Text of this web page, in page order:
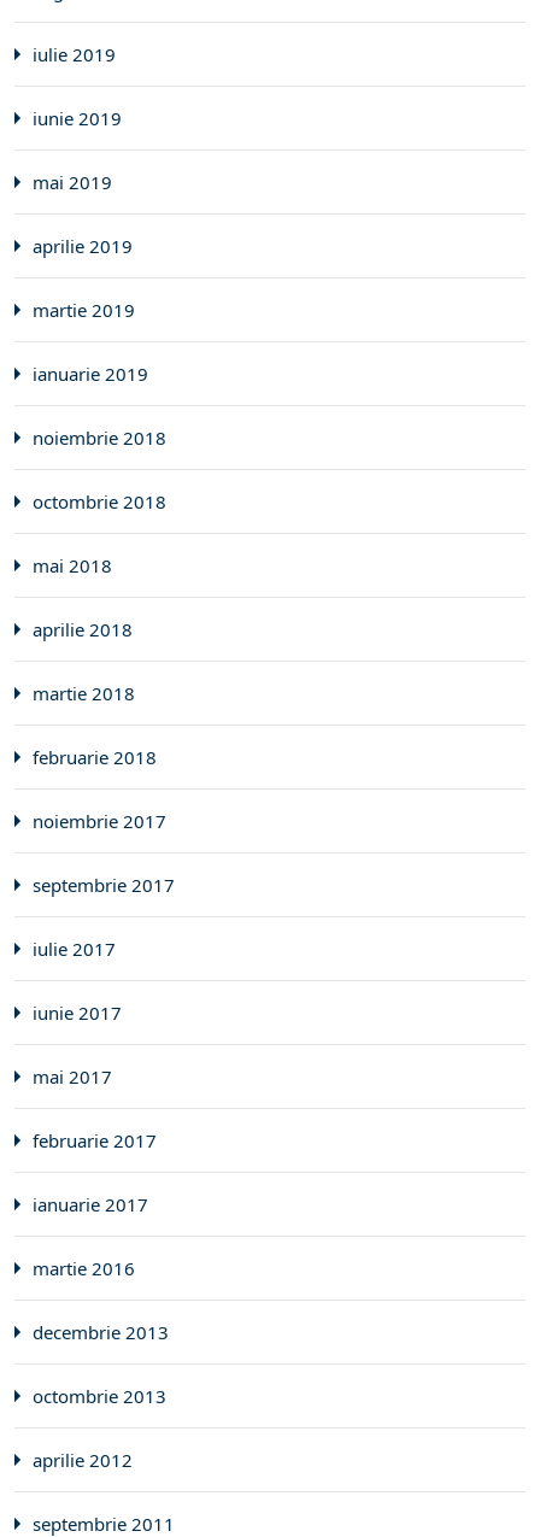
iulie 2019
iunie 2019
mai 2019
aprilie 2019
martie 2019
ianuarie 2019
noiembrie 2018
octombrie 2018
mai 2018
aprilie 2018
martie 2018
februarie 2018
noiembrie 2017
septembrie 2017
iulie 2017
iunie 2017
mai 2017
februarie 2017
ianuarie 2017
martie 2016
decembrie 2013
octombrie 2013
aprilie 2012
septembrie 2011